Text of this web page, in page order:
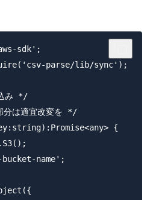
sdk';
parse/lib/sync');
み */
分は適宜改変を */
{
name';